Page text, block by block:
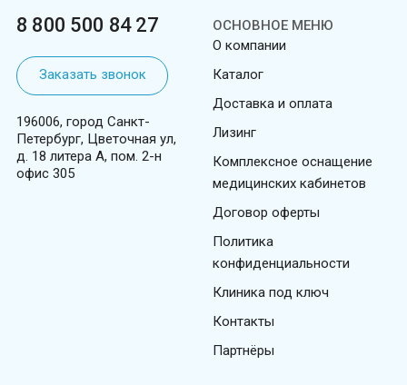
8 800 500 84 27
Заказать звонок
196006, город Санкт-
Петербург, Цветочная ул,
д. 18 литера А, пом. 2-н
офис 305
ОСНОВНОЕ МЕНЮ
О компании
Каталог
Доставка и оплата
Лизинг
Комплексное оснащение
медицинских кабинетов
Договор оферты
Политика
конфиденциальности
Клиника под ключ
Контакты
Партнёры